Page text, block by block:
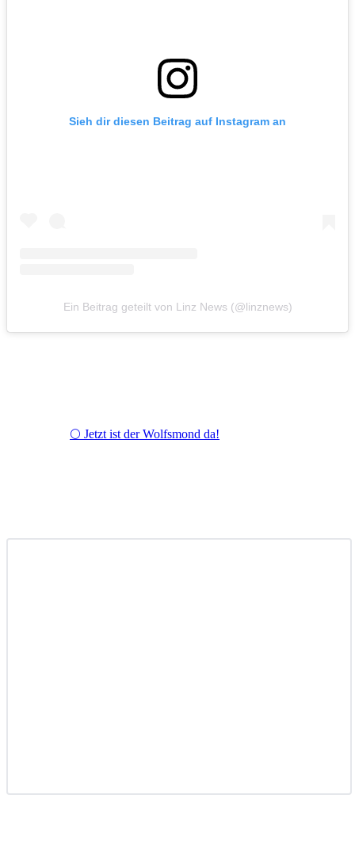
Sieh dir diesen Beitrag auf Instagram an
Ein Beitrag geteilt von Linz News (@linznews)
🌕 Jetzt ist der Wolfsmond da!